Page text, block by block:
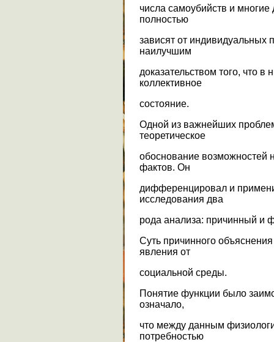
числа самоубийств и
полностью
зависят от индивидуальных
наилучшим
доказательством того, что в
коллективное
состояние.
Одной из важнейших
теоретическое
обоснование возможностей
фактов. Он
дифференцировал и
исследования два
рода анализа: причинный и
Суть причинного
явления от
социальной среды.
Понятие функции было
означало,
что между данным
потребностью